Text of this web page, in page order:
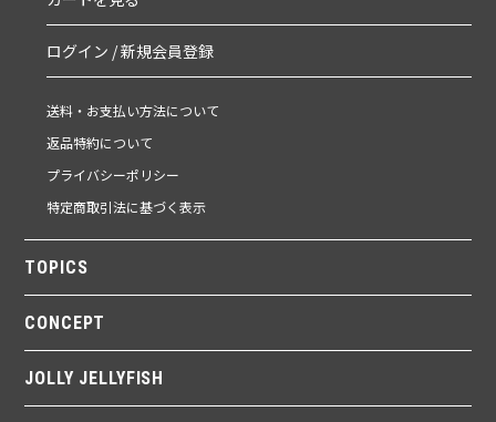
ログイン / 新規会員登録
送料・お支払い方法について
返品特約について
プライバシーポリシー
特定商取引法に基づく表示
TOPICS
CONCEPT
JOLLY JELLYFISH